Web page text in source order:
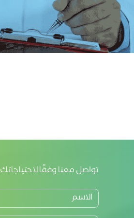
تواصل معنا وفقًا لاحتياجاتك